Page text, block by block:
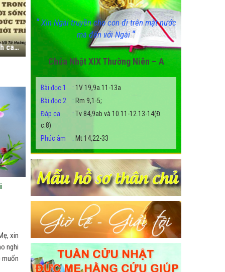
Ảnh hưởng của Thánh nhạc và Thánh ca trong đời sống đức tin của giới trẻ
Ý nghĩa đích thực mùa Giáng Sinh Người dẫn
xin
nghi
muốn
"Xin Ngài truyền cho con đi trên mặt nước
mà đến với Ngài"
Chúa Nhật XIX Thường Niên – A
Bài đọc 1 : 1V 19,9a.11-13a
Bài đọc 2
: Rm 9,1-5;
Đáp ca
: Tv 84,9ab và 10.11-12.13-14(Đ.
c.8)
Phúc âm
: Mt 14,22-33